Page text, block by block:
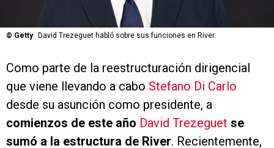
© Getty David Trezeguet habló sobre sus funciones en River.
Como parte de la reestructuración dirigencial
que viene llevando a cabo Stefano Di Carlo
desde su asunción como presidente, a
comienzos de este año David Trezeguet se
sumó a la estructura de River. Recientemente,